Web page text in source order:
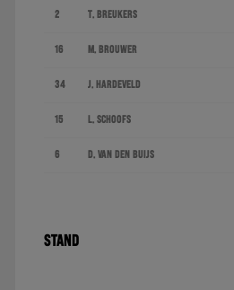
2 T. Breukers
16 M. Brouwer
34 J. Hardeveld
15 L. Schoofs
6 D. Van den Buijs
STAND